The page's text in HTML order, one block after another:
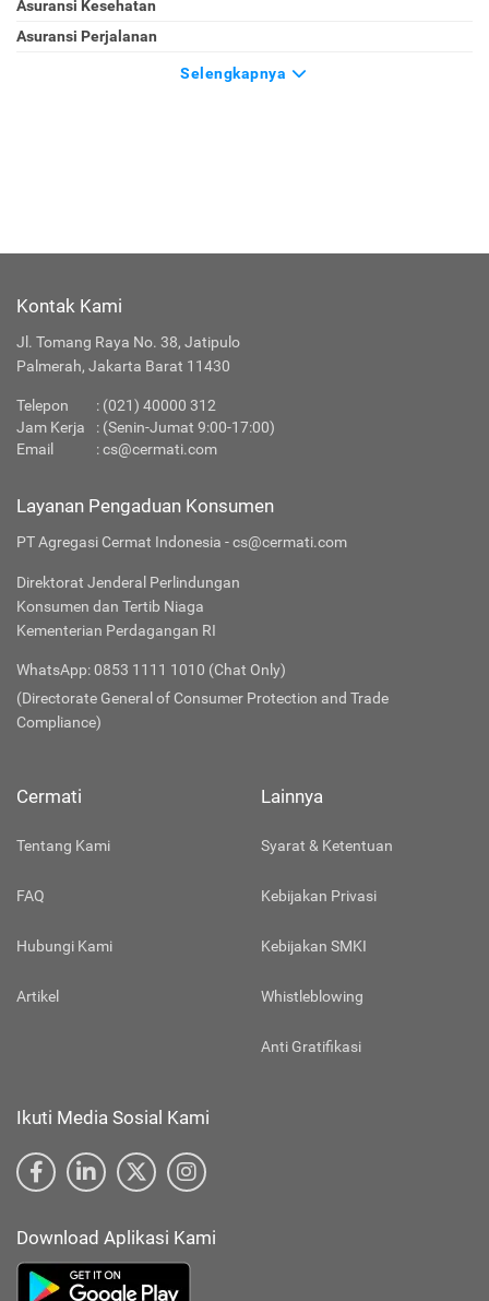
Asuransi Kesehatan
Asuransi Perjalanan
Selengkapnya
Kontak Kami
Jl. Tomang Raya No. 38, Jatipulo
Palmerah, Jakarta Barat 11430
Telepon : (021) 40000 312
Jam Kerja
: (Senin-Jumat 9:00-17:00)
Email
:cs@cermati.com
Layanan Pengaduan Konsumen
PT Agregasi Cermat Indonesia - cs@cermati.com
Direktorat Jenderal Perlindungan
Konsumen dan Tertib Niaga
Kementerian Perdagangan RI
WhatsApp: 0853 1111 1010 (Chat Only)
(Directorate General of Consumer Protection and Trade
Compliance)
Cermati
Tentang Kami
FAQ
Hubungi Kami
Artikel
Lainnya
Syarat & Ketentuan
Kebijakan Privasi
Kebijakan SMKI
Whistleblowing
Anti Gratifikasi
Ikuti Media Sosial Kami
Download Aplikasi Kami